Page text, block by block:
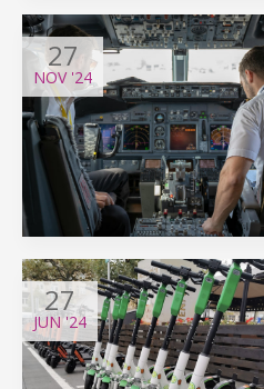
27
NOV'24
27
JUN'24